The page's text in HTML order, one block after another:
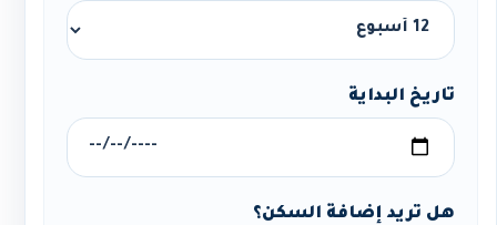
تاريخ البداية
هل تريد إضافة السكن؟